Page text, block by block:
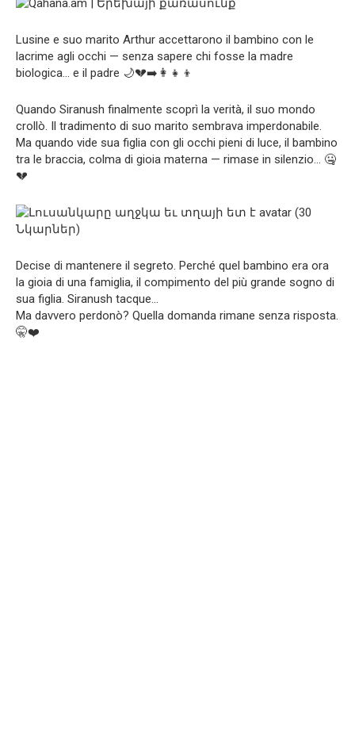
Lusine e suo marito Arthur accettarono il bambino con le
lacrime agli occhi — senza sapere chi fosse la madre
biologica… e il padre 🌙💔➡️👩‍👧‍👦
Quando Siranush finalmente scoprì la verità, il suo mondo
crollò. Il tradimento di suo marito sembrava imperdonabile.
Ma quando vide sua figlia con gli occhi pieni di luce, il bambino
tra le braccia, colma di gioia materna — rimase in silenzio… 🤐
💔
Decise di mantenere il segreto. Perché quel bambino era ora
la gioia di una famiglia, il compimento del più grande sogno di
sua figlia. Siranush tacque…
Ma davvero perdonò? Quella domanda rimane senza risposta.
🤫❤️